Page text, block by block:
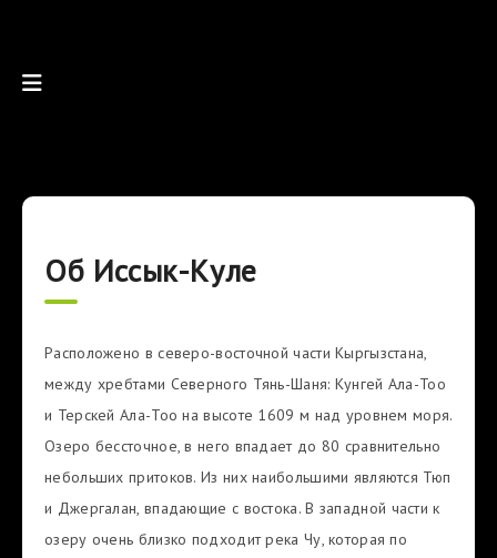
Об Иссык-Куле
Расположено в северо-восточной части Кыргызстана,
между хребтами Северного Тянь-Шаня: Кунгей Ала-Тоо
и Терскей Ала-Тоо на высоте 1609 м над уровнем моря.
Озеро бессточное, в него впадает до 80 сравнительно
небольших притоков. Из них наибольшими являются Тюп
и Джергалан, впадающие с востока. В западной части к
озеру очень близко подходит река Чу, которая по